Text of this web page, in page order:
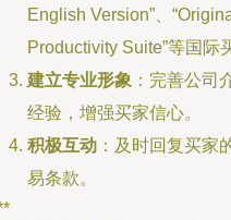
English Version”、
Productivity Suite”等国际
建立专业形象 ：完善公司
经验，增强买家信心。
积极互动 ：及时回复买家
易条款。